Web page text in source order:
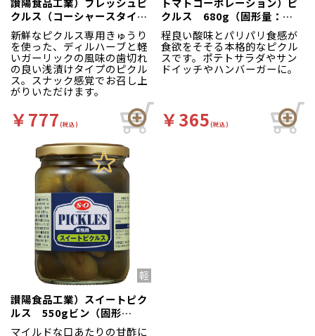
クルス（コーシャースタイ
ル） 500gビン（固形
275g）
新鮮なピクルス専用きゅうり
を使った、ディルハーブと軽
いガーリックの風味の歯切れ
の良い浅漬けタイプのピクル
ス。スナック感覚でお召し上
がりいただけます。
￥777(税込)
クルス 680g（固形量：
380g）
程良い酸味とパリパリ食感が
食欲をそそる本格的なピクル
スです。ポテトサラダやサン
ドイッチやハンバーガーに。
￥365(税込)
讃陽食品工業）スイートピク
ルス 550gビン（固形
300g）
マイルドな口あたりの甘酢に